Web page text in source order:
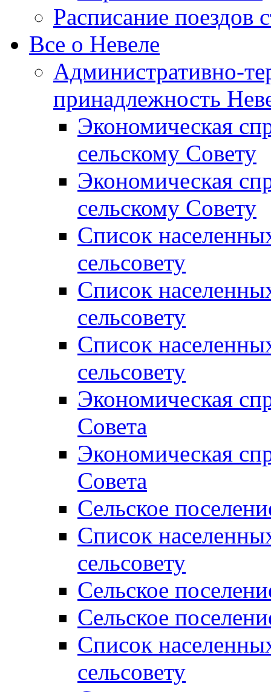
Расписание поездов
Все о Невеле
Административно-
принадлежность
Экономическая
сельскому Совету
Экономическая
сельскому Совету
Список
сельсовету
Список
сельсовету
Список
сельсовету
Экономическая
Совета
Экономическая
Совета
Сельское
Список
сельсовету
Сельское
Сельское
Список
сельсовету